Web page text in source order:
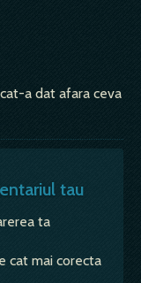
a dat afara ceva
tau
ta
cat mai corecta